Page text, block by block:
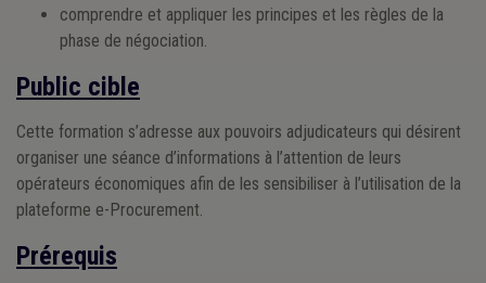
comprendre et appliquer les principes et les règles de la
phase de négociation.
Public cible
Cette formation s’adresse aux pouvoirs adjudicateurs qui désirent
organiser une séance d’informations à l’attention de leurs
opérateurs économiques afin de les sensibiliser à l’utilisation de la
plateforme e-Procurement.
Prérequis